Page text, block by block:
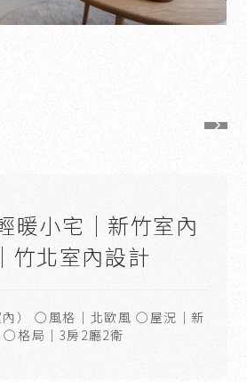
暖小宅｜新竹室內
竹北室內設計
） ○風格｜北歐風 ○屋況｜新
○格局｜3房2廳2衛